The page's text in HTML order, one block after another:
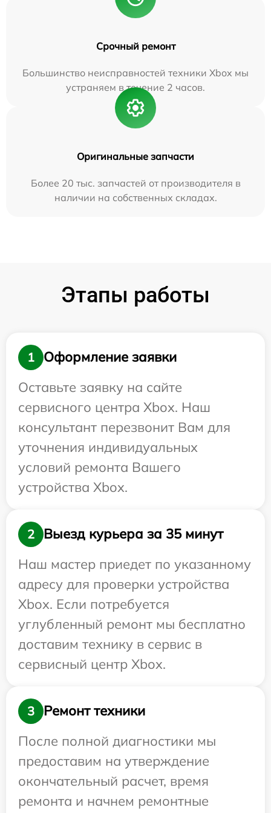
Срочный ремонт
Большинство неисправностей техники Xbox мы
устраняем в течение 2 часов.
Оригинальные запчасти
Более 20 тыс. запчастей от производителя в
наличии на собственных складах.
Этапы работы
1
Оформление заявки
Оставьте заявку на сайте
сервисного центра Xbox. Наш
консультант перезвонит Вам для
уточнения индивидуальных
условий ремонта Вашего
устройства Xbox.
2
Выезд курьера за 35 минут
Наш мастер приедет по указанному
адресу для проверки устройства
Xbox. Если потребуется
углубленный ремонт мы бесплатно
доставим технику в сервис в
сервисный центр Xbox.
3
Ремонт техники
После полной диагностики мы
предоставим на утверждение
окончательный расчет, время
ремонта и начнем ремонтные